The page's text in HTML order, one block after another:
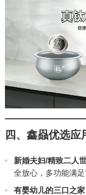
四、鑫赑优选应
新婚夫妇/精致二人
全放心，多功能满
有婴幼儿的三口之家